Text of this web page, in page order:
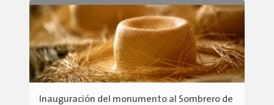
Inauguración del monumento al Sombrero de